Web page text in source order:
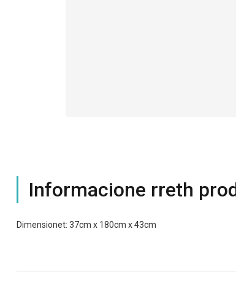
Informacione rreth
Dimensionet: 37cm x 180cm x 43cm